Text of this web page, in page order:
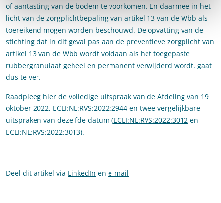
of aantasting van de bodem te voorkomen. En daarmee in het
licht van de zorgplichtbepaling van artikel 13 van de Wbb als
toereikend mogen worden beschouwd. De opvatting van de
stichting dat in dit geval pas aan de preventieve zorgplicht van
artikel 13 van de Wbb wordt voldaan als het toegepaste
rubbergranulaat geheel en permanent verwijderd wordt, gaat
dus te ver.
Raadpleeg hier de volledige uitspraak van de Afdeling van 19
oktober 2022, ECLI:NL:RVS:2022:2944 en twee vergelijkbare
uitspraken van dezelfde datum (ECLI:NL:RVS:2022:3012 en
ECLI:NL:RVS:2022:3013).
Deel dit artikel via LinkedIn en e-mail